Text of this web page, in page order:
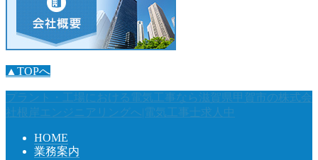
▲TOPへ
プラント・工場における電気工事なら滋賀県甲賀市の株式会
社根岸エンジニアリングへ|電気工事士求人中
HOME
業務案内